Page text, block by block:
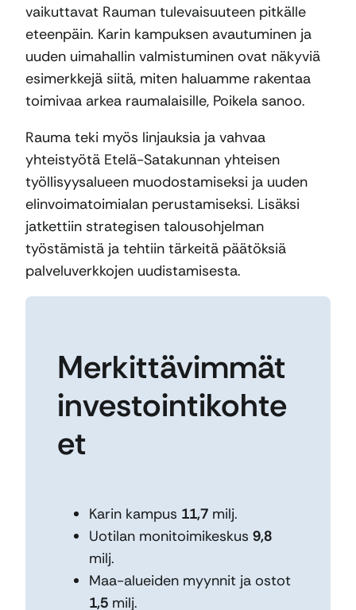
vaikuttavat Rauman tulevaisuuteen pitkälle
eteenpäin. Karin kampuksen avautuminen ja
uuden uimahallin valmistuminen ovat näkyviä
esimerkkejä siitä, miten haluamme rakentaa
toimivaa arkea raumalaisille, Poikela sanoo.
Rauma teki myös linjauksia ja vahvaa
yhteistyötä Etelä-Satakunnan yhteisen
työllisyysalueen muodostamiseksi ja uuden
elinvoimatoimialan perustamiseksi. Lisäksi
jatkettiin strategisen talousohjelman
työstämistä ja tehtiin tärkeitä päätöksiä
palveluverkkojen uudistamisesta.
Merkittävimmät
investointikohte
et
Karin kampus 11,7 milj.
Uotilan monitoimikeskus 9,8
milj.
Maa-alueiden myynnit ja ostot
1,5 milj.